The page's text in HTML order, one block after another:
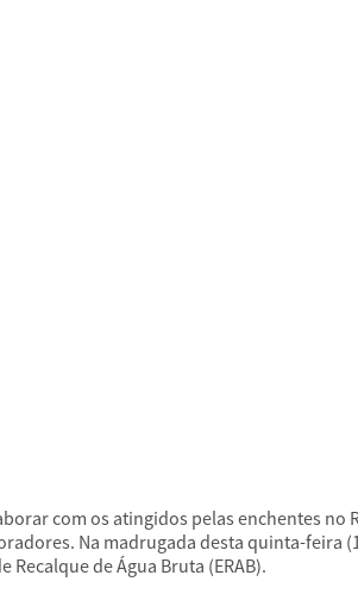
com os atingidos pelas enchentes no
Na madrugada desta quinta-feira
de Água Bruta (ERAB).